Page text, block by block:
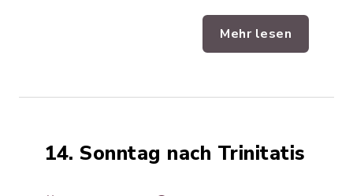
Mehr lesen
14. Sonntag nach Trinitatis